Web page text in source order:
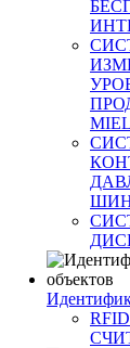
RFID